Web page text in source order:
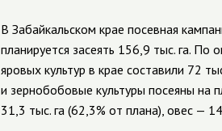
В Забайкальском крае посевная
планируется засеять 156,9 тыс. га.
яровых культур в крае составили 72
и зернобобовые культуры посеяны на
31,3 тыс. га (62,3% от плана), овес —